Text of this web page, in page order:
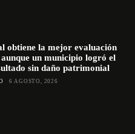
obtiene la mejor evaluación
aunque un municipio logró el
sin daño patrimonial
6 AGOSTO, 2026